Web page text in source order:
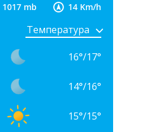
1017 mb 14 Km/h
16°/17°
14°/16°
15°/15°